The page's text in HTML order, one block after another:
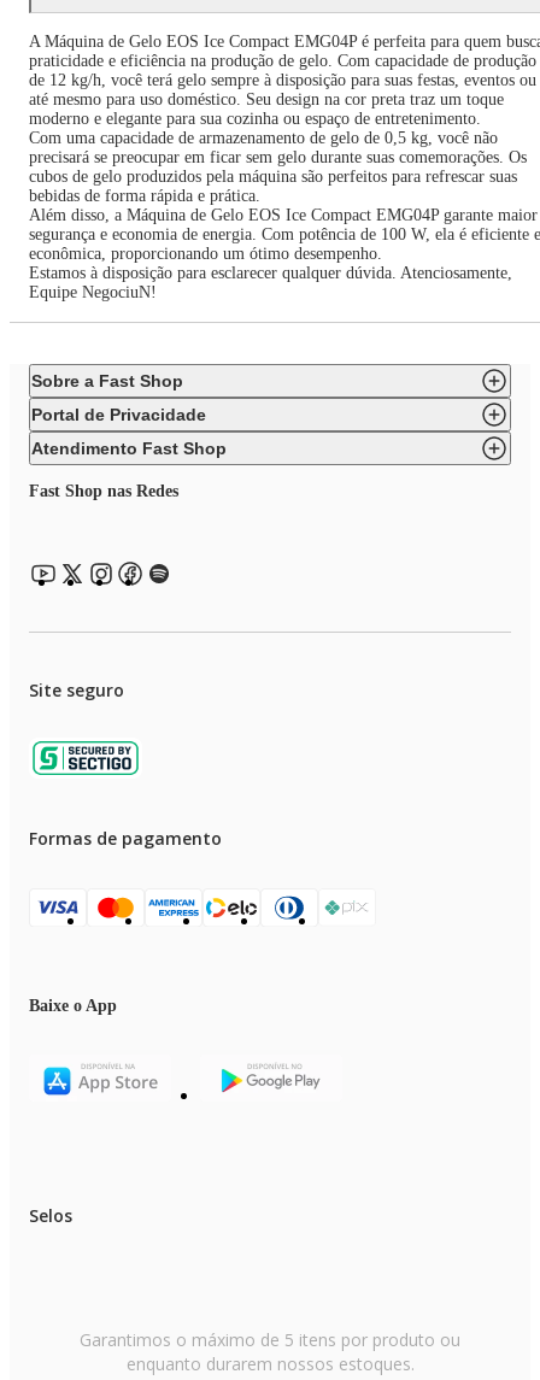
A Máquina de Gelo EOS Ice Compact EMG04P é perfeita para quem
praticidade e eficiência na produção de gelo. Com capacidade de produção
de 12 kg/h, você terá gelo sempre à disposição para suas festas, eventos ou
até mesmo para uso doméstico. Seu design na cor preta traz um toque
moderno e elegante para sua cozinha ou espaço de entretenimento.
Com uma capacidade de armazenamento de gelo de 0,5 kg, você não
precisará se preocupar em ficar sem gelo durante suas comemorações. Os
cubos de gelo produzidos pela máquina são perfeitos para refrescar suas
bebidas de forma rápida e prática.
Além disso, a Máquina de Gelo EOS Ice Compact EMG04P garante maior
segurança e economia de energia. Com potência de 100 W, ela é eficiente e
econômica, proporcionando um ótimo desempenho.
Estamos à disposição para esclarecer qualquer dúvida. Atenciosamente,
Equipe NegociuN!
Sobre a Fast Shop
Portal de Privacidade
Atendimento Fast Shop
Fast Shop nas Redes
Site seguro
Formas de pagamento
Baixe o App
Selos
Garantimos o máximo de 5 itens por produto ou
enquanto durarem nossos estoques.